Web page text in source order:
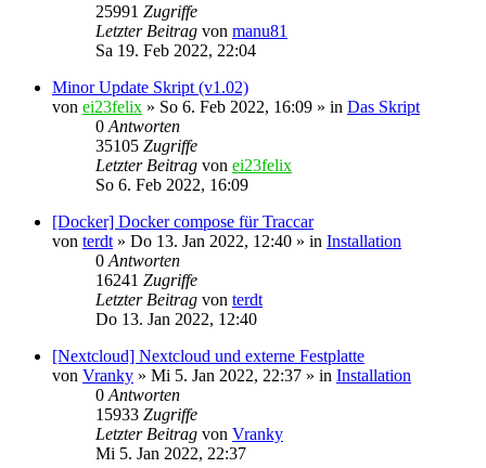
25991 Zugriffe
Letzter Beitrag von manu81
Sa 19. Feb 2022, 22:04
Minor Update Skript (v1.02)
von ei23felix » So 6. Feb 2022, 16:09 » in Das Skript
0 Antworten
35105 Zugriffe
Letzter Beitrag von ei23felix
So 6. Feb 2022, 16:09
[Docker] Docker compose für Traccar
von terdt » Do 13. Jan 2022, 12:40 » in Installation
0 Antworten
16241 Zugriffe
Letzter Beitrag von terdt
Do 13. Jan 2022, 12:40
[Nextcloud] Nextcloud und externe Festplatte
von Vranky » Mi 5. Jan 2022, 22:37 » in Installation
0 Antworten
15933 Zugriffe
Letzter Beitrag von Vranky
Mi 5. Jan 2022, 22:37